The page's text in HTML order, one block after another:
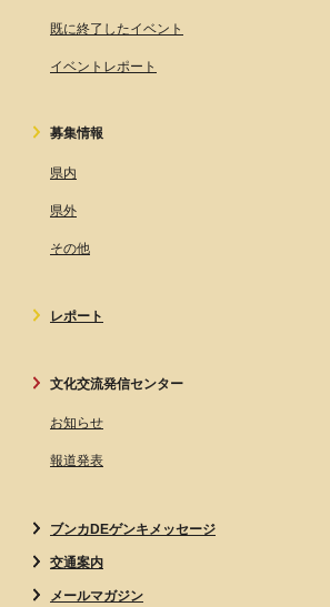
既に終了したイベント
イベントレポート
募集情報
県内
県外
その他
レポート
文化交流発信センター
お知らせ
報道発表
ブンカDEゲンキメッセージ
交通案内
メールマガジン